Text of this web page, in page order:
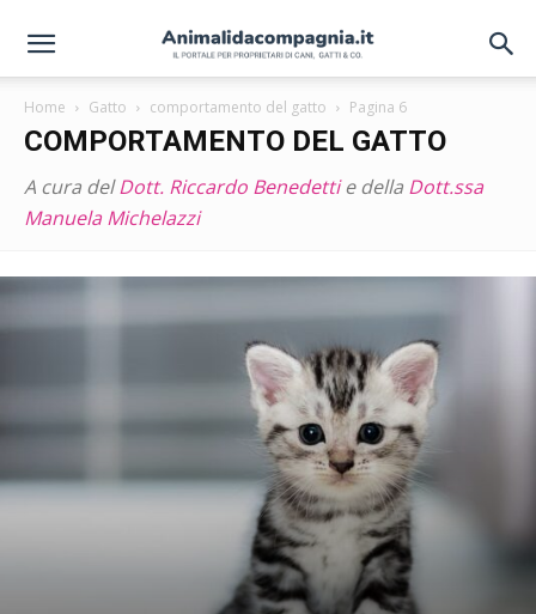
Home Gatto comportamento del gatto Pagina 6
COMPORTAMENTO DEL GATTO
A cura delDott. Riccardo Benedettie della Dott.ssa
Manuela Michelazzi